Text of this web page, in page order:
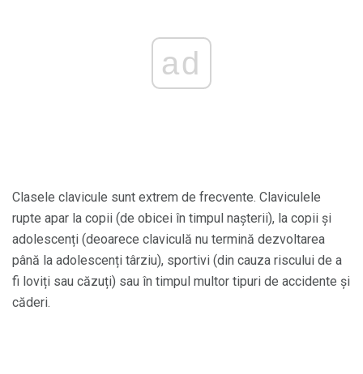
ad
Clasele clavicule sunt extrem de frecvente. Claviculele
rupte apar la copii (de obicei în timpul nașterii), la copii și
adolescenți (deoarece claviculă nu termină dezvoltarea
până la adolescenți târziu), sportivi (din cauza riscului de a
fi loviți sau căzuți) sau în timpul multor tipuri de accidente și
căderi.